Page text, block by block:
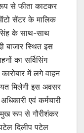
से फीता काटकर
सेंटर के मालिक
सिंह के साथ-साथ
बाजार स्थित इस
का सर्विसिंग
में लगे वाहन
मिलेगी इस अवसर
एवं कर्मचारी
रूप से गौरीशंकर
दिलीप पटेल